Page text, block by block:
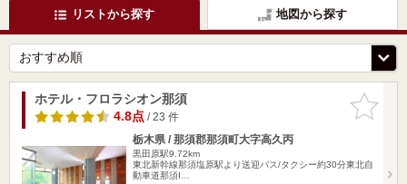
リストから探す 地図から探す
お気に入
りに追加
ホテル・フロラシオン那須
4.8点/ 23 件
栃木県 / 那須郡那須町大字高久丙
黒田原駅9.72km
東北新幹線那須塩原駅より送迎バス/タクシー約30分東北自
動車道那須I…